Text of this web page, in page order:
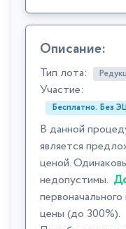
Описание:
Тип лота:
Участие:
Бесплатно. Без
В данной
является
ценой.
недопустимы.
цены (до 300%).